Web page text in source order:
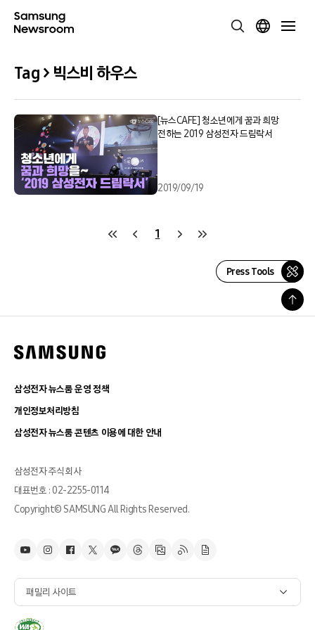
Tag > 빅스비 하우스
[뉴스CAFE] 청소년에게 꿈과 희망
전하는 2019 삼성전자 드림락서
2019/09/19
1
Press Tools
삼성전자 뉴스룸 운영 정책
개인정보처리방침
삼성전자 뉴스룸 콘텐츠 이용에 대한 안내
삼성전자 주식회사
대표번호 : 02-2255-0114
Copyright© SAMSUNG All Rights Reserved.
패밀리 사이트